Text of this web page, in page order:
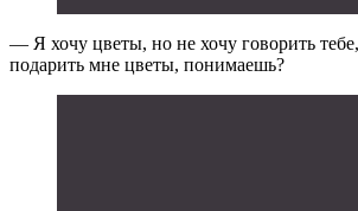
— Я хочу цветы, но не хочу говорить
подарить мне цветы, понимаешь?